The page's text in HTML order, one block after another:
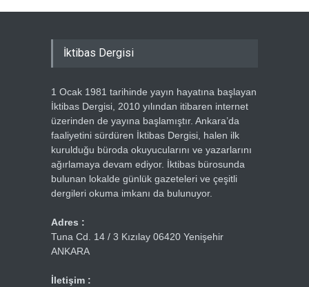
İktibas Dergisi
1 Ocak 1981 tarihinde yayın hayatına başlayan
İktibas Dergisi, 2010 yılından itibaren internet
üzerinden de yayına başlamıştır. Ankara’da
faaliyetini sürdüren İktibas Dergisi, halen ilk
kurulduğu büroda okuyucularını ve yazarlarını
ağırlamaya devam ediyor. İktibas bürosunda
bulunan lokalde günlük gazeteleri ve çeşitli
dergileri okuma imkanı da bulunuyor.
Adres :
Tuna Cd. 14 / 3 Kızılay 06420 Yenişehir
ANKARA
İletişim :